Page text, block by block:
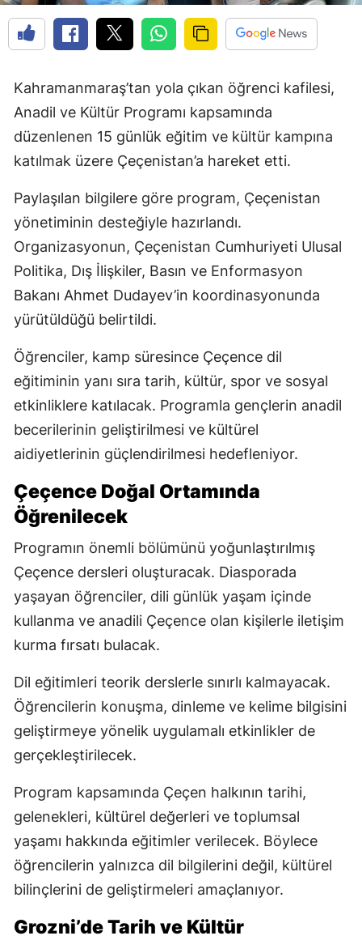
Kahramanmaraş’tan yola çıkan öğrenci kafilesi,
Anadil ve Kültür Programı kapsamında
düzenlenen 15 günlük eğitim ve kültür kampına
katılmak üzere Çeçenistan’a hareket etti.
Paylaşılan bilgilere göre program, Çeçenistan
yönetiminin desteğiyle hazırlandı.
Organizasyonun, Çeçenistan Cumhuriyeti Ulusal
Politika, Dış İlişkiler, Basın ve Enformasyon
Bakanı Ahmet Dudayev’in koordinasyonunda
yürütüldüğü belirtildi.
Öğrenciler, kamp süresince Çeçence dil
eğitiminin yanı sıra tarih, kültür, spor ve sosyal
etkinliklere katılacak. Programla gençlerin anadil
becerilerinin geliştirilmesi ve kültürel
aidiyetlerinin güçlendirilmesi hedefleniyor.
Çeçence Doğal Ortamında
Öğrenilecek
Programın önemli bölümünü yoğunlaştırılmış
Çeçence dersleri oluşturacak. Diasporada
yaşayan öğrenciler, dili günlük yaşam içinde
kullanma ve anadili Çeçence olan kişilerle iletişim
kurma fırsatı bulacak.
Dil eğitimleri teorik derslerle sınırlı kalmayacak.
Öğrencilerin konuşma, dinleme ve kelime bilgisini
geliştirmeye yönelik uygulamalı etkinlikler de
gerçekleştirilecek.
Program kapsamında Çeçen halkının tarihi,
gelenekleri, kültürel değerleri ve toplumsal
yaşamı hakkında eğitimler verilecek. Böylece
öğrencilerin yalnızca dil bilgilerini değil, kültürel
bilinçlerini de geliştirmeleri amaçlanıyor.
Grozni’de Tarih ve Kültür